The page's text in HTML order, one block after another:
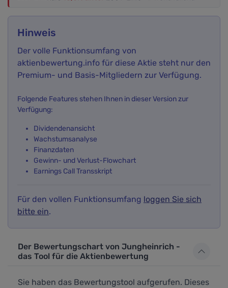
Hinweis
Der volle Funktionsumfang von
aktienbewertung.info für diese Aktie steht nur den
Premium- und Basis-Mitgliedern zur Verfügung.
Folgende Features stehen Ihnen in dieser Version zur
Verfügung:
Dividendenansicht
Wachstumsanalyse
Finanzdaten
Gewinn- und Verlust-Flowchart
Earnings Call Transskript
Für den vollen Funktionsumfang loggen Sie sich
bitte ein.
Der Bewertungschart von Jungheinrich -
das Tool für die Aktienbewertung
Sie haben das Bewertungstool aufgerufen. Dieses